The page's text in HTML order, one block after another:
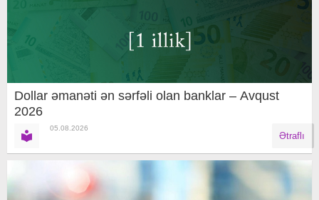
Dollar əmanəti ən sərfəli olan banklar – Avqust
2026
05.08.2026
Ətraflı